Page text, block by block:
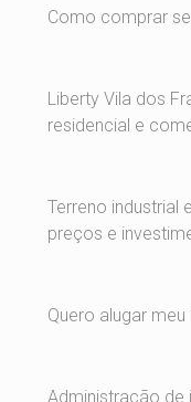
Como comprar
Liberty Vila dos
residencial e
Terreno industrial
preços e
Quero alugar
Administração de